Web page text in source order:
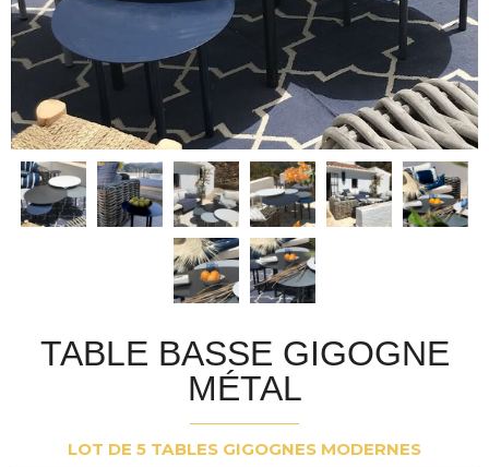
TABLE BASSE GIGOGNE
MÉTAL
LOT DE 5 TABLES GIGOGNES MODERNES